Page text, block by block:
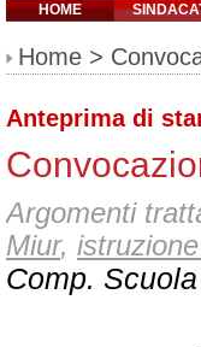
HOME
Home >
Anteprima di
Argomenti
Miur,
Comp.